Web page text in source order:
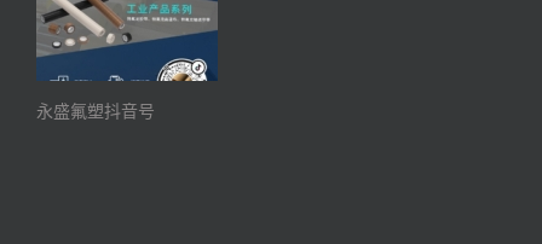
永盛氟塑抖音号